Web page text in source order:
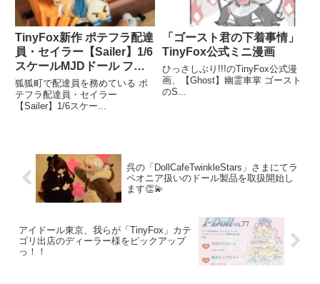
TinyFox新作 ポテフラ配達
員・セイラー【Sailer】1/6
スケールMJDドール フル
セット 12月12日(月)ラぺオ
ニアオンラインショップで
予約開始♪
狐狐町で配達員を務めている ポ
テフラ配達員・セイラー
【Sailer】1/6スケー...
「ゴースト君の下着事情」
TinyFox公式ミニ漫画
ひっさしぶり!!!のTinyFox公式漫
画、【Ghost】幽霊車掌 ゴースト
のS...
呉の「DollCafeTwinkleStars」さまにてラ
ペオニア扱いのドール製品を取扱開始し
ます👏💫
アイドール東京、我らが「TinyFox」カテ
ゴリ出店のディーラー様をピックアップ
っ！！